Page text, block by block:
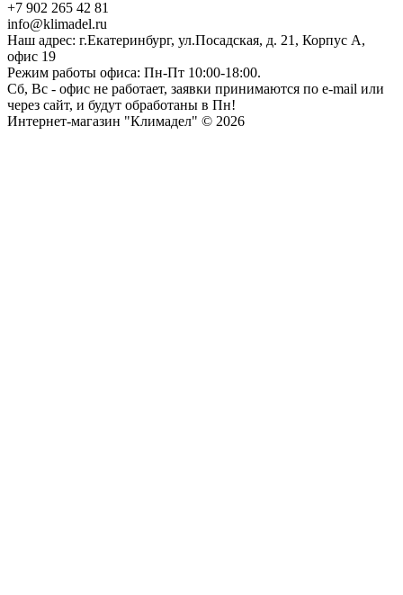
+7 902 265 42 81
info@klimadel.ru
Наш адрес: г.Екатеринбург, ул.Посадская, д. 21, Корпус А,
офис 19
Режим работы офиса: Пн-Пт 10:00-18:00.
Сб, Вс - офис не работает, заявки принимаются по e-mail или
через сайт, и будут обработаны в Пн!
Интернет-магазин "Климадел" © 2026